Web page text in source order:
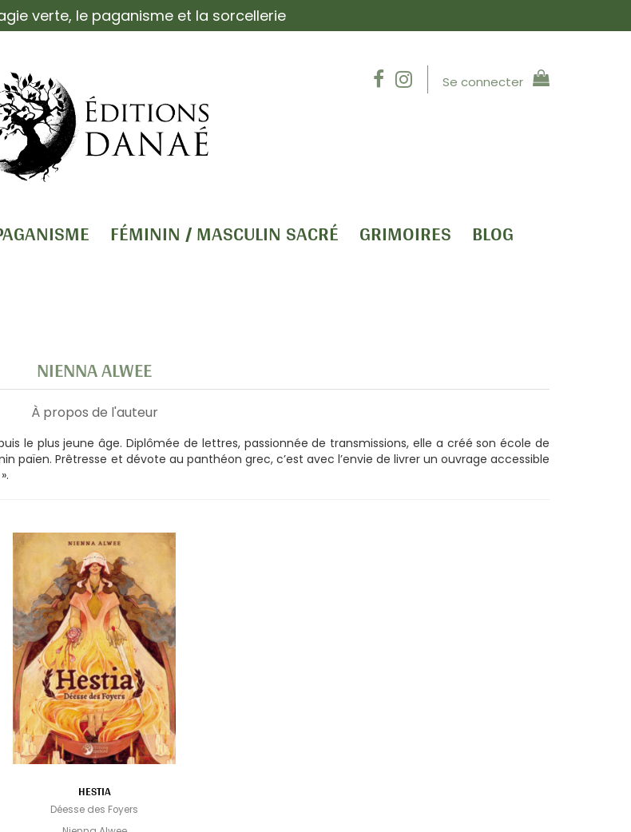
verte, le paganisme et la sorcellerie
Se connecter
FÉMININ / MASCULIN SACRÉ GRIMOIRES BLOG
NIENNA ALWEE
À propos de l'auteur
le plus jeune âge. Diplômée de lettres, passionnée de transmissions, elle a créé son école de
païen. Prêtresse et dévote au panthéon grec, c’est avec l’envie de livrer un ouvrage accessible
HESTIA
Déesse des Foyers